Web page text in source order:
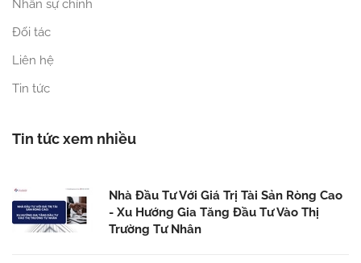
Nhân sự chính
Đối tác
Liên hệ
Tin tức
Tin tức xem nhiều
Nhà Đầu Tư Với Giá Trị Tài Sản Ròng Cao
- Xu Hướng Gia Tăng Đầu Tư Vào Thị
Trường Tư Nhân